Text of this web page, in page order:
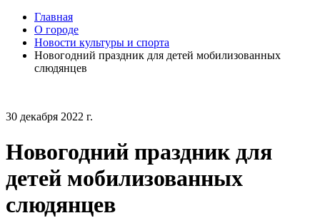
Главная
О городе
Новости культуры и спорта
Новогодний праздник для детей мобилизованных
слюдянцев
30 декабря 2022 г.
Новогодний праздник для
детей мобилизованных
слюдянцев